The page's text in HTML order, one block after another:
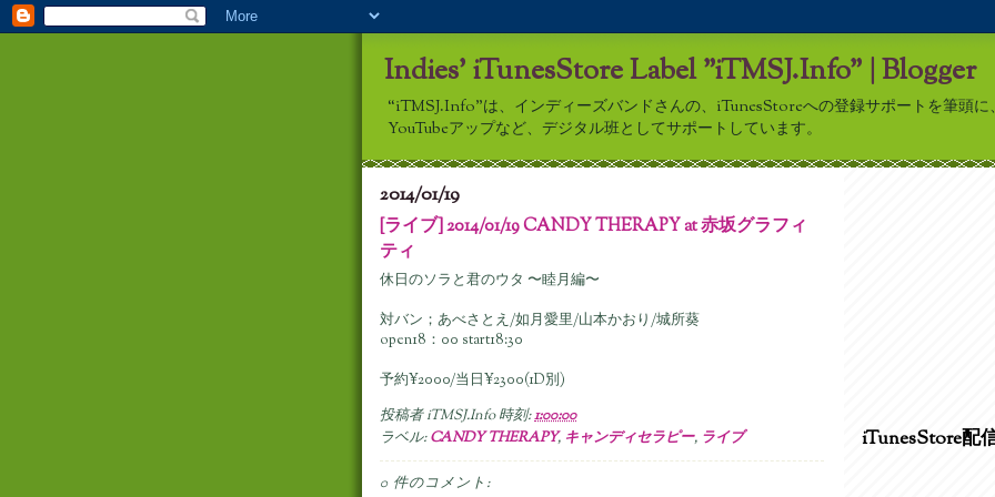
Indies' iTunesStore Label "iTMSJ.Info" | Blogger
“iTMSJ.Info”は、インディーズバンドさんの、iTunesStoreへの登録サポートを筆頭に
YouTubeアップなど、デジタル班としてサポートしています。
2014/01/19
[ライブ] 2014/01/19 CANDY THERAPY at 赤坂グラフィ
ティ
休日のソラと君のウタ 〜睦月編〜
対バン；あべさとえ/如月愛里/山本かおり/城所葵
open18：00 start18:30
予約¥2000/当日¥2300(1D別)
投稿者iTMSJ.Info 時刻:1:00:00
ラベル:CANDY THERAPY, キャンディセラピー, ライブ
0 件のコメント:
iTunesStore配